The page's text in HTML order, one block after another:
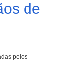
de
pelos